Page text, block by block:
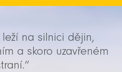
leží na silnici dějin,
a skoro uzavřeném